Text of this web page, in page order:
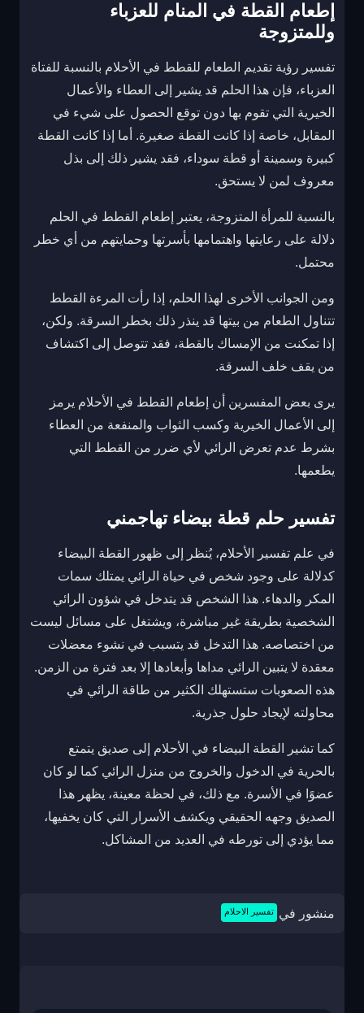
إطعام القطة في المنام للعزباء
وللمتزوجة
تفسير رؤية تقديم الطعام للقطط في الأحلام بالنسبة للفتاة
العزباء، فإن هذا الحلم قد يشير إلى العطاء والأعمال
الخيرية التي تقوم بها دون توقع الحصول على شيء في
المقابل، خاصة إذا كانت القطة صغيرة. أما إذا كانت القطة
كبيرة وسمينة أو قطة سوداء، فقد يشير ذلك إلى بذل
معروف لمن لا يستحق.
بالنسبة للمرأة المتزوجة، يعتبر إطعام القطط في الحلم
دلالة على رعايتها واهتمامها بأسرتها وحمايتهم من أي خطر
محتمل.
ومن الجوانب الأخرى لهذا الحلم، إذا رأت المرءة القطط
تتناول الطعام من بيتها قد ينذر ذلك بخطر السرقة. ولكن،
إذا تمكنت من الإمساك بالقطة، فقد تتوصل إلى اكتشاف
من يقف خلف السرقة.
يرى بعض المفسرين أن إطعام القطط في الأحلام يرمز
إلى الأعمال الخيرية وكسب الثواب والمنفعة من العطاء
بشرط عدم تعرض الرائي لأي ضرر من القطط التي
يطعمها.
تفسير حلم قطة بيضاء تهاجمني
في علم تفسير الأحلام، يُنظر إلى ظهور القطة البيضاء
كدلالة على وجود شخص في حياة الرائي يمتلك سمات
المكر والدهاء. هذا الشخص قد يتدخل في شؤون الرائي
الشخصية بطريقة غير مباشرة، ويشتغل على مسائل ليست
من اختصاصه. هذا التدخل قد يتسبب في نشوء معضلات
معقدة لا يتبين الرائي مداها وأبعادها إلا بعد فترة من الزمن.
هذه الصعوبات ستستهلك الكثير من طاقة الرائي في
محاولته لإيجاد حلول جذرية.
كما تشير القطة البيضاء في الأحلام إلى صديق يتمتع
بالحرية في الدخول والخروج من منزل الرائي كما لو كان
عضوًا في الأسرة. مع ذلك، في لحظة معينة، يظهر هذا
الصديق وجهه الحقيقي ويكشف الأسرار التي كان يخفيها،
مما يؤدي إلى تورطه في العديد من المشاكل.
منشور في تفسير الاحلام